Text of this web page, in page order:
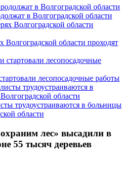
в Волгоградской области
Волгоградской области проходят
лесопосадочные работы
трудоустраиваются в больницы
области
лес» высадили в
55 тысяч деревьев